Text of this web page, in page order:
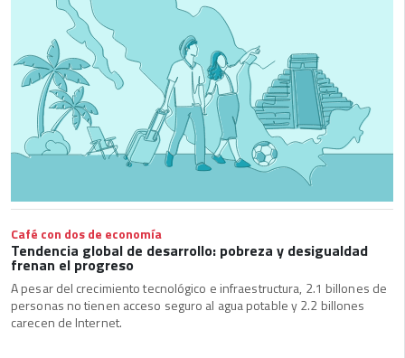
Café con dos de economía
Tendencia global de desarrollo: pobreza y desigualdad
frenan el progreso
A pesar del crecimiento tecnológico e infraestructura, 2.1 billones de
personas no tienen acceso seguro al agua potable y 2.2 billones
carecen de Internet.